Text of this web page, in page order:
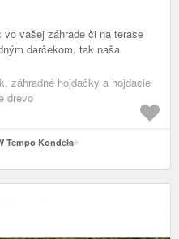
vašej záhrade či na terase
darčekom, tak naša
záhradné hojdačky a hojdacie
drevo
Tempo Kondela